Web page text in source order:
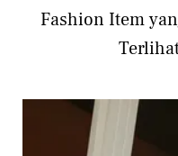
Fashion Item